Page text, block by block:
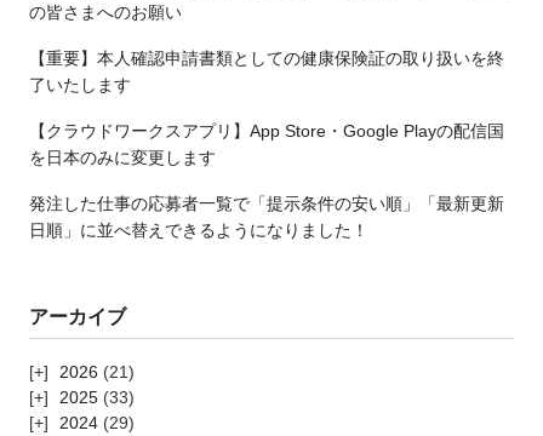
の皆さまへのお願い
【重要】本人確認申請書類としての健康保険証の取り扱いを終
了いたします
【クラウドワークスアプリ】App Store・Google Playの配信国
を日本のみに変更します
発注した仕事の応募者一覧で「提示条件の安い順」「最新更新
日順」に並べ替えできるようになりました！
アーカイブ
2026 (21)
2025 (33)
2024 (29)